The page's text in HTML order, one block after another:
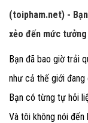
(toipham.net) -
xẻo đến mức
Bạn đã bao giờ trải
như cả thế giới đang
Bạn có từng tự hỏi
Và tôi không nói đến